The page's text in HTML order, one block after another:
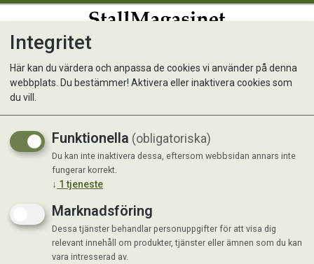
Visar 2 produkter
Integritet
Här kan du värdera och anpassa de cookies vi använder på denna
webbplats. Du bestämmer! Aktivera eller inaktivera cookies som
du vill.
Funktionella (obligatoriska)
Du kan inte inaktivera dessa, eftersom webbsidan annars inte
fungerar korrekt.
↓ 1 tjeneste
Marknadsföring
Dessa tjänster behandlar personuppgifter för att visa dig
relevant innehåll om produkter, tjänster eller ämnen som du kan
vara intresserad av.